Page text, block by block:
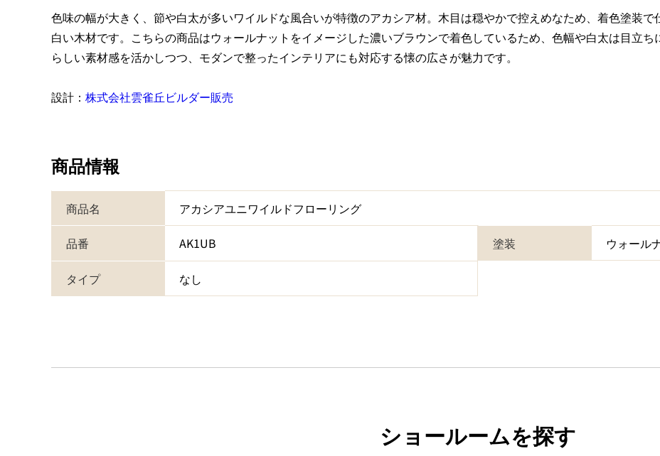
色味の幅が大きく、節や白太が多いワイルドな風合いが特徴のアカシア材。木目は穏やかで控えめなため、着色塗装
白い木材です。こちらの商品はウォールナットをイメージした濃いブラウンで着色しているため、色幅や白太は目立
らしい素材感を活かしつつ、モダンで整ったインテリアにも対応する懐の広さが魅力です。
設計： 株式会社雲雀丘ビルダー販売
商品情報
商品名 アカシアユニワイルドフローリング
品番 AK1UB 塗装 ウォール
タイプ なし
ショールームを探す